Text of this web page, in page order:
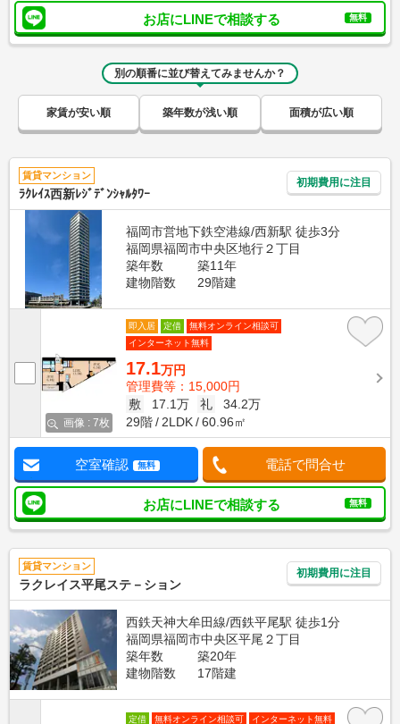
お店にLINEで相談する 無料
別の順番に並び替えてみませんか？
家賃が安い順 築年数が浅い順 面積が広い順
賃貸マンション
ﾗｸﾚｲｽ西新ﾚｼﾞﾃﾞﾝｼｬﾙﾀﾜｰ
初期費用に注目
福岡市営地下鉄空港線/西新駅 徒歩3分
福岡県福岡市中央区地行２丁目
築年数
築11年
建物階数
29階建
画像 : 7枚
即入居 定借
無料オンライン相談可
インターネット無料
17.1万円
管理費等：15,000円
敷
17.1万 礼
34.2万
29階
2LDK 60.96㎡
空室確認 無料 電話で問合せ
お店にLINEで相談する 無料
賃貸マンション
ラクレイス平尾ステ－ション
初期費用に注目
西鉄天神大牟田線/西鉄平尾駅 徒歩1分
福岡県福岡市中央区平尾２丁目
築年数
築20年
建物階数
17階建
定借 無料オンライン相談可 インターネット無料